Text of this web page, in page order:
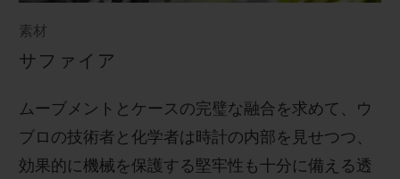
素材
サファイア
ムーブメントとケースの完璧な融合を求めて、ウ
ブロの技術者と化学者は時計の内部を見せつつ、
効果的に機械を保護する堅牢性も十分に備える透